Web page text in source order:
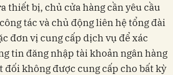
thiết bị, chủ cửa hàng cần yêu cầu
tác và chủ động liên hệ tổng đài
đơn vị cung cấp dịch vụ để xác
tin đăng nhập tài khoản ngân hàng
không được cung cấp cho bất kỳ